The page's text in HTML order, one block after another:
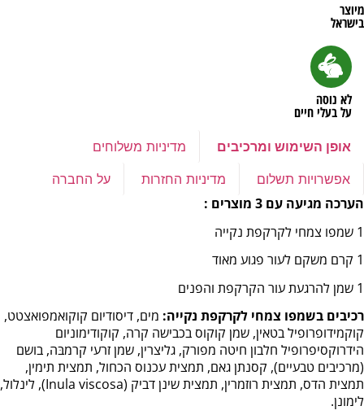
מיוצר
בישראל
לא נוסה
על בעלי חיים
אופן השימוש ומרכיבים
מדיניות משלוחים
אפשרויות תשלום
מדיניות החזרות על החברה
הערכה מגיעה עם 3 מוצרים :
1 שמפו צמחי לקרקפת נקייה
1 קרם משקם לעור פגוע מאוד
1 שמן להרגעת עור הקרקפת והפנים
רכיבים בשמפו צמחי לקרקפת נקייה: מים, דיסודיום קוקואמפואצטט,
קוקמידופרופיל בטאין, שמן קוקוס בכבישה קרה, קוקודימוניום
הידרוקסיפרופיל חלבון חיטה מפורק, גליצרין, שמן זרעי קרמבּה, בושם
(מרכיבים טבעיים), קסנתן גאם, תמצית עכנוס הכחול, תמצית תימין,
תמצית הדס, תמצית רוזמרין, תמצית שינן דביק (Inula viscosa), לינלול,
לימונן.